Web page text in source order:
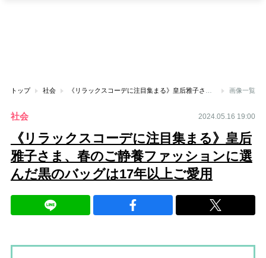
トップ 社会 画像一覧
社会 2024.05.16 19:00
《リラックスコーデに注目集まる》皇后
雅子さま、春のご静養ファッションに選
んだ黒のバッグは17年以上ご愛用